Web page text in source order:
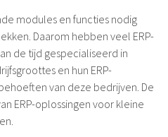
modules en functies nodig
Daarom hebben veel ERP-
de tijd gespecialiseerd in
en hun ERP-
van deze bedrijven. De
ERP-oplossingen voor kleine